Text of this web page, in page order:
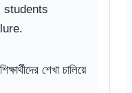
students
শেখা চালিয়ে